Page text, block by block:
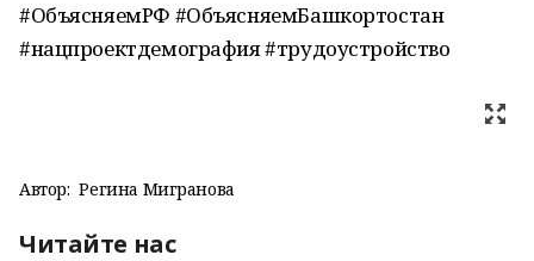
#ОбъясняемРФ #ОбъясняемБашкортостан
#нацпроектдемография #трудоустройство
Автор: Регина Мигранова
Читайте нас